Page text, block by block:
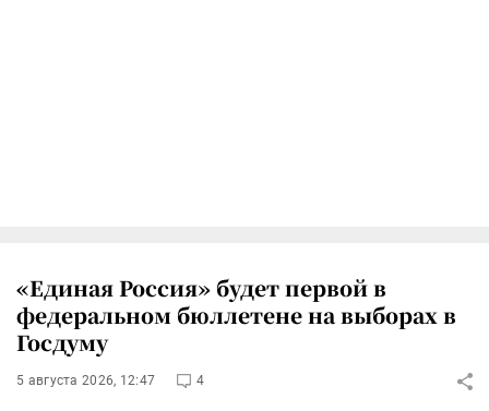
«Единая Россия» будет первой в
федеральном бюллетене на выборах в
Госдуму
5 августа 2026, 12:47 4